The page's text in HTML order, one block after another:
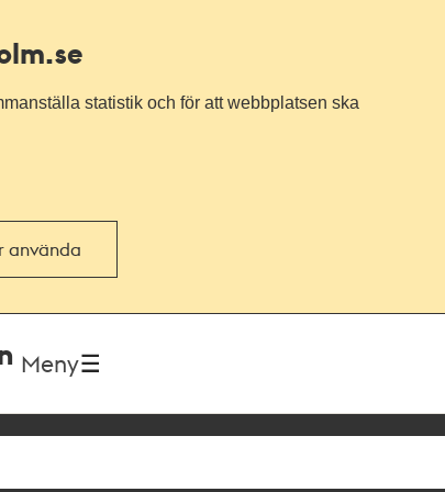
statistik och för att webbplatsen ska
använda
Meny